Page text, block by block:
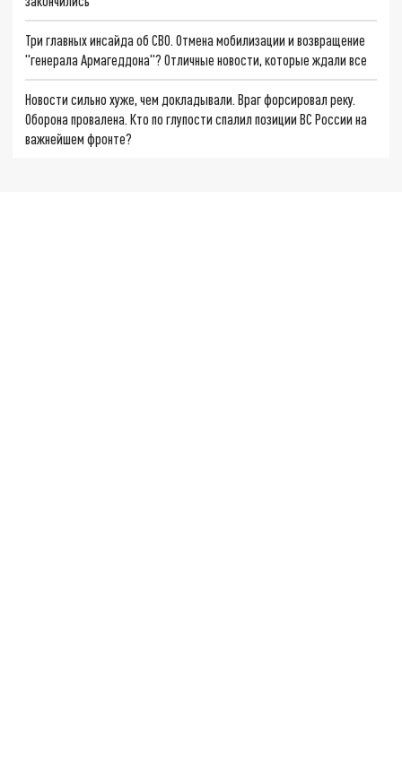
Три главных инсайда об СВО. Отмена мобилизации и возвращение
"генерала Армагеддона"? Отличные новости, которые ждали все
Новости сильно хуже, чем докладывали. Враг форсировал реку.
Оборона провалена. Кто по глупости спалил позиции ВС России на
важнейшем фронте?